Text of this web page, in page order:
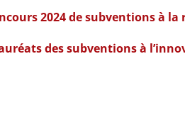
2024 de subventions à la
des subventions à